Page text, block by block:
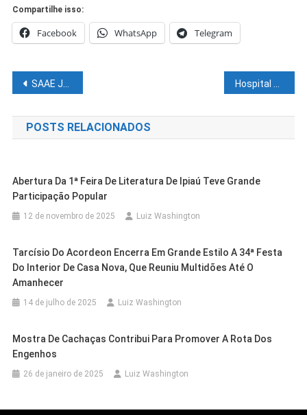
Compartilhe isso:
Facebook WhatsApp Telegram
Navegação
de
Post
SAAE Juazeiro reforça sistema de bombeamento da Barragem do São Geraldo Hospital Regional de Juazeiro realiza primeira cirurgia para tratamento de câncer de mama
POSTS RELACIONADOS
Abertura Da 1ª Feira De Literatura De Ipiaú Teve Grande
Participação Popular
12 de novembro de 2025 Luiz Washington
Tarcísio Do Acordeon Encerra Em Grande Estilo A 34ª Festa
Do Interior De Casa Nova, Que Reuniu Multidões Até O
Amanhecer
14 de julho de 2025 Luiz Washington
Mostra De Cachaças Contribui Para Promover A Rota Dos
Engenhos
26 de janeiro de 2025 Luiz Washington
Cidades
Eleições 2026: Miguel Coelho
Cidades
Justiça Federal Determina Que
Ouvidas Antes De Eventual
Outras Cidades Salvador